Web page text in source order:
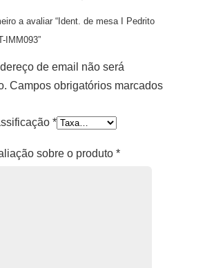
a avaliar “Ident. de mesa I Pedrito
IMM093”
de email não será
Campos obrigatórios marcados
*
sobre o produto *